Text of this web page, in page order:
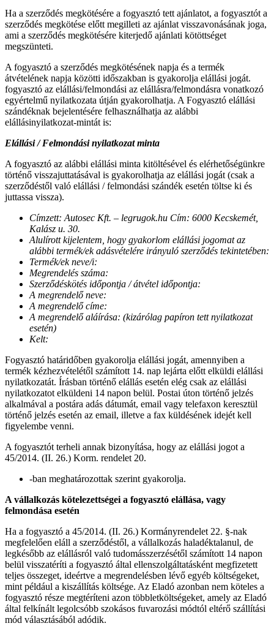
Ha a szerződés megkötésére a fogyasztó tett ajánlatot, a fogyasztót a
szerződés megkötése előtt megilleti az ajánlat visszavonásának joga,
ami a szerződés megkötésére kiterjedő ajánlati kötöttséget
megszünteti.
A fogyasztó a szerződés megkötésének napja és a termék
átvételének napja közötti időszakban is gyakorolja elállási jogát.
fogyasztó az elállási/felmondási az elállásra/felmondásra vonatkozó
egyértelmű nyilatkozata útján gyakorolhatja. A Fogyasztó elállási
szándéknak bejelentésére felhasználhatja az alábbi
elállásinyilatkozat-mintát is:
Elállási / Felmondási nyilatkozat minta
A fogyasztó az alábbi elállási minta kitöltésével és elérhetőségünkre
történő visszajuttatásával is gyakorolhatja az elállási jogát (csak a
szerződéstől való elállási / felmondási szándék esetén töltse ki és
juttassa vissza).
Címzett: Autosec Kft. – legrugok.hu Cím: 6000 Kecskemét,
Kalász u. 30.
Alulírott kijelentem, hogy gyakorlom elállási jogomat az
alábbi termék/ek adásvételére irányuló szerződés tekintetében:
Termék/ek neve/i:
Megrendelés száma:
Szerződéskötés időpontja / átvétel időpontja:
A megrendelő neve:
A megrendelő címe:
A megrendelő aláírása: (kizárólag papíron tett nyilatkozat
esetén)
Kelt:
Fogyasztó határidőben gyakorolja elállási jogát, amennyiben a
termék kézhezvételétől számított 14. nap lejárta előtt elküldi elállási
nyilatkozatát. Írásban történő elállás esetén elég csak az elállási
nyilatkozatot elküldeni 14 napon belül. Postai úton történő jelzés
alkalmával a postára adás dátumát, email vagy telefaxon keresztül
történő jelzés esetén az email, illetve a fax küldésének idejét kell
figyelembe venni.
A fogyasztót terheli annak bizonyítása, hogy az elállási jogot a
45/2014. (II. 26.) Korm. rendelet 20.
-ban meghatározottak szerint gyakorolja.
A vállalkozás kötelezettségei a fogyasztó elállása, vagy
felmondása esetén
Ha a fogyasztó a 45/2014. (II. 26.) Kormányrendelet 22. §-nak
megfelelően eláll a szerződéstől, a vállalkozás haladéktalanul, de
legkésőbb az elállásról való tudomásszerzésétől számított 14 napon
belül visszatéríti a fogyasztó által ellenszolgáltatásként megfizetett
teljes összeget, ideértve a megrendelésben lévő egyéb költségeket,
mint például a kiszállítás költsége. Az Eladó azonban nem köteles a
fogyasztó része megtéríteni azon többletköltségeket, amely az Eladó
által felkínált legolcsóbb szokásos fuvarozási módtól eltérő szállítási
mód választásából adódik.